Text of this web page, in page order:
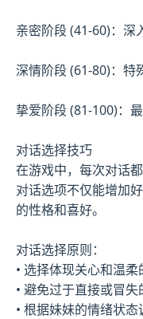
亲密阶段 (41-60)：深
深情阶段 (61-80)：特
挚爱阶段 (81-100)：
对话选择技巧
在游戏中，每次对话
对话选项不仅能增加
的性格和喜好。
对话选择原则：
• 选择体现关心和温柔
• 避免过于直接或冒失
• 根据妹妹的情绪状态